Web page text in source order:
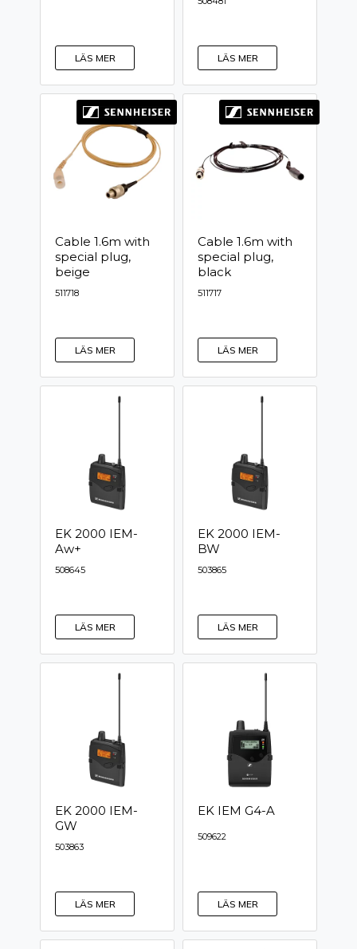
LÄS MER LÄS MER
Cable 1.6m with
special plug,
beige
511718
LÄS MER
Cable 1.6m with
special plug,
black
511717
LÄS MER
EK 2000 IEM-
Aw+
508645
LÄS MER
EK 2000 IEM-
BW
503865
LÄS MER
EK 2000 IEM-
GW
503863
LÄS MER
EK IEM G4-A
509622
LÄS MER